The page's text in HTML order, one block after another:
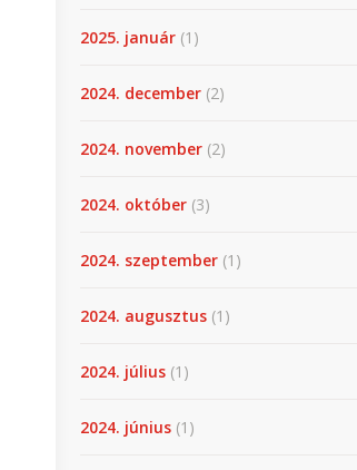
2025. január (1)
2024. december (2)
2024. november (2)
2024. október (3)
2024. szeptember (1)
2024. augusztus (1)
2024. július (1)
2024. június (1)